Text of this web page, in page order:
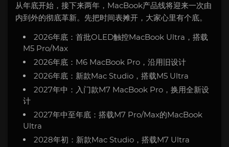
从年底开始，接下来两年，MacBook产品线将迎来一次由
内到外的彻底革新。先把时间表摊开，大家心里有个底。
2026年底：首批OLED触控MacBook Ultra，搭载
M5 Pro/Max
2026年底：M6 MacBook Pro，沿用旧设计
2026年底：新款Mac Studio，搭载M5 Ultra
2027年中：入门款M7 MacBook Pro，换用全新设
计
2027年中至年底：搭载M7 Pro/Max的MacBook
Ultra
2028年初：新款Mac Studio，搭载M7 Ultra